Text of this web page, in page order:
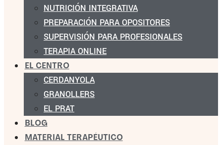
NUTRICIÓN INTEGRATIVA
PREPARACIÓN PARA OPOSITORES
SUPERVISIÓN PARA PROFESIONALES
TERAPIA ONLINE
EL CENTRO
CERDANYOLA
GRANOLLERS
EL PRAT
BLOG
MATERIAL TERAPÉUTICO